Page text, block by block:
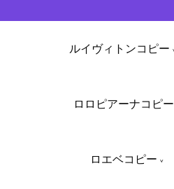
ルイヴィトンコピー
ロロピアーナコピー
ロエベコピー